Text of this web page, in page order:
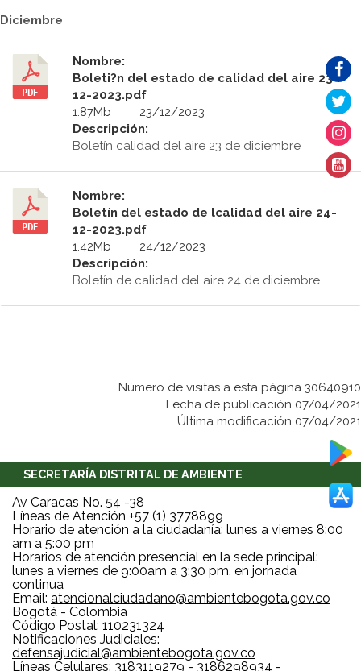
Diciembre
Nombre:
Boleti?n del estado de calidad del aire 23-
12-2023.pdf
1.87Mb
23/12/2023
Descripción:
Boletín calidad del aire 23 de diciembre
Nombre:
Boletín del estado de lcalidad del aire 24-
12-2023.pdf
1.42Mb
24/12/2023
Descripción:
Boletín de calidad del aire 24 de diciembre
Número de visitas a esta página 30640910
Fecha de publicación 07/04/2021
Última modificación 07/04/2021
SECRETARÍA DISTRITAL DE AMBIENTE
Av Caracas No. 54 -38
Líneas de Atención +57 (1) 3778899
Horario de atención a la ciudadanía: lunes a viernes 8:00
am a 5:00 pm
Horarios de atención presencial en la sede principal:
lunes a viernes de 9:00am a 3:30 pm, en jornada
continua
Email: atencionalciudadano@ambientebogota.gov.co
Bogotá - Colombia
Código Postal: 110231324
Notificaciones Judiciales:
defensajudicial@ambientebogota.gov.co
Líneas Celulares: 3183119279 - 3186298934 -